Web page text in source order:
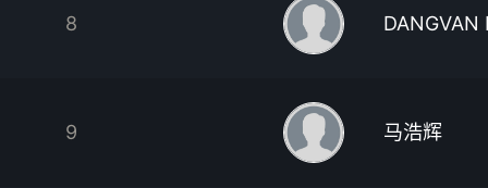
8 DANGVAN
9 马浩辉